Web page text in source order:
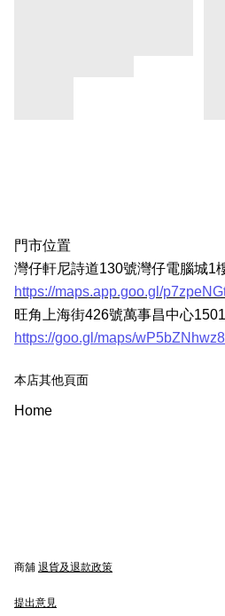
門市位置
灣仔軒尼詩道130號灣仔電腦城1
https://maps.app.goo.gl/
旺角上海街426號萬事昌中心
https://goo.gl/maps/
本店其他頁面
Home
商舖 退貨及退款政策
提出意見